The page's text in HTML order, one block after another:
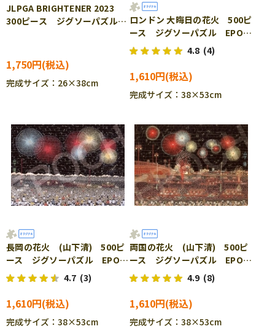
JLPGA BRIGHTENER 2023
300ピース ジグソーパズル
1,750円
完成サイズ：26×38cm
ロンドン 大晦日の花火 500ピ
ース ジグソーパズル EPO-
79-352s ［CP-FW］
4.8 (4)
1,610円
完成サイズ：38×53cm
長岡の花火 (山下清) 500ピ
ース ジグソーパズル EPO-
79-445s ［CP-FW］
4.7 (3)
1,610円
完成サイズ：38×53cm
両国の花火 (山下清) 500ピ
ース ジグソーパズル EPO-
79-446s ［CP-FW］
4.9 (8)
1,610円
完成サイズ：38×53cm